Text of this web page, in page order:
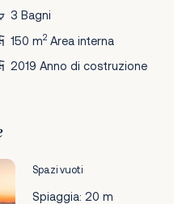
3 Bagni
150 m2Area interna
2019 Anno di costruzione
Spazi vuoti
Spiaggia: 20 m